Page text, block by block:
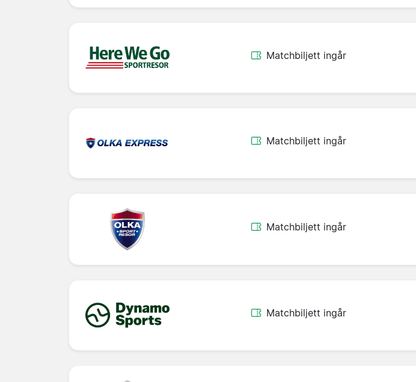
Matchbiljett ingår
Matchbiljett ingår
Matchbiljett ingår
Matchbiljett ingår